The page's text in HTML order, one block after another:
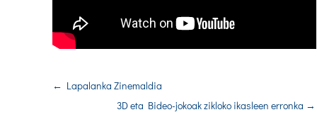
← Lapalanka Zinemaldia
3D eta Bideo-jokoak zikloko ikasleen erronka →